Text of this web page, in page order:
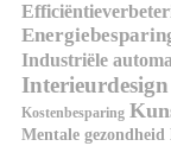
Industriële
Interieurdesign
Kostenbesparing
Mentale gezondheid